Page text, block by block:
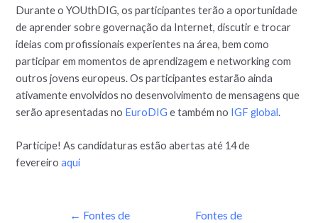
Durante o YOUthDIG, os participantes terão a oportunidade
de aprender sobre governação da Internet, discutir e trocar
ideias com profissionais experientes na área, bem como
participar em momentos de aprendizagem e networking com
outros jovens europeus. Os participantes estarão ainda
ativamente envolvidos no desenvolvimento de mensagens que
serão apresentadas no EuroDIG e também no IGF global.
Participe! As candidaturas estão abertas até 14 de
fevereiroaqui
← Fontes de
Fontes de